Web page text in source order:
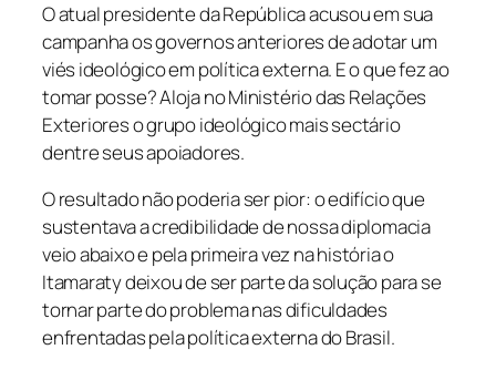
O atual presidente da República acusou em sua
campanha os governos anteriores de adotar um
viés ideológico em política externa. E o que fez ao
tomar posse? Aloja no Ministério das Relações
Exteriores o grupo ideológico mais sectário
dentre seus apoiadores.
O resultado não poderia ser pior: o edifício que
sustentava a credibilidade de nossa diplomacia
veio abaixo e pela primeira vez na história o
Itamaraty deixou de ser parte da solução para se
tornar parte do problema nas dificuldades
enfrentadas pela política externa do Brasil.